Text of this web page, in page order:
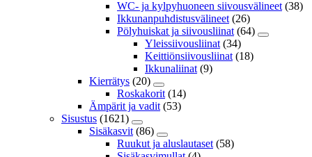
WC- ja kylpyhuoneen siivousvälineet (38)
Ikkunanpuhdistusvälineet (26)
Pölyhuiskat ja siivousliinat (64)
Yleissiivousliinat (34)
Keittiönsiivousliinat (18)
Ikkunaliinat (9)
Kierrätys (20)
Roskakorit (14)
Ämpärit ja vadit (53)
Sisustus (1621)
Sisäkasvit (86)
Ruukut ja aluslautaset (58)